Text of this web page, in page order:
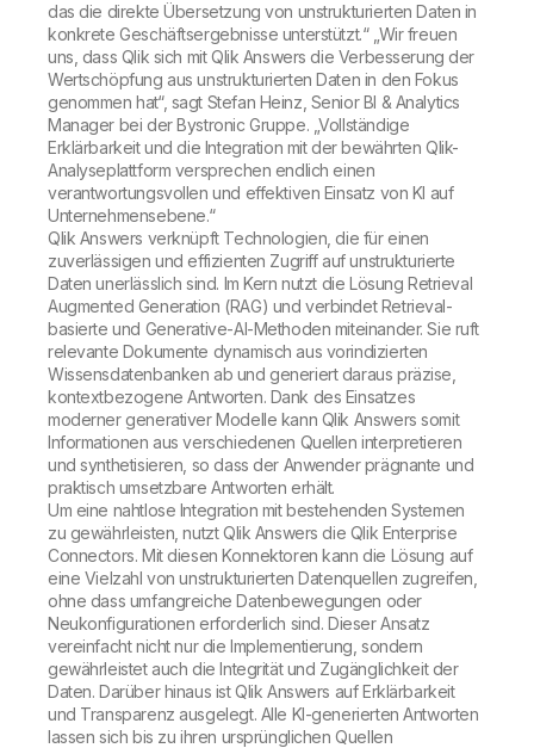
das die direkte Übersetzung von unstrukturierten Daten in
konkrete Geschäftsergebnisse unterstützt.“ „Wir freuen
uns, dass Qlik sich mit Qlik Answers die Verbesserung der
Wertschöpfung aus unstrukturierten Daten in den Fokus
genommen hat“, sagt Stefan Heinz, Senior BI & Analytics
Manager bei der Bystronic Gruppe. „Vollständige
Erklärbarkeit und die Integration mit der bewährten Qlik-
Analyseplattform versprechen endlich einen
verantwortungsvollen und effektiven Einsatz von KI auf
Unternehmensebene.“
Qlik Answers verknüpft Technologien, die für einen
zuverlässigen und effizienten Zugriff auf unstrukturierte
Daten unerlässlich sind. Im Kern nutzt die Lösung Retrieval
Augmented Generation (RAG) und verbindet Retrieval-
basierte und Generative-AI-Methoden miteinander. Sie ruft
relevante Dokumente dynamisch aus vorindizierten
Wissensdatenbanken ab und generiert daraus präzise,
kontextbezogene Antworten. Dank des Einsatzes
moderner generativer Modelle kann Qlik Answers somit
Informationen aus verschiedenen Quellen interpretieren
und synthetisieren, so dass der Anwender prägnante und
praktisch umsetzbare Antworten erhält.
Um eine nahtlose Integration mit bestehenden Systemen
zu gewährleisten, nutzt Qlik Answers die Qlik Enterprise
Connectors. Mit diesen Konnektoren kann die Lösung auf
eine Vielzahl von unstrukturierten Datenquellen zugreifen,
ohne dass umfangreiche Datenbewegungen oder
Neukonfigurationen erforderlich sind. Dieser Ansatz
vereinfacht nicht nur die Implementierung, sondern
gewährleistet auch die Integrität und Zugänglichkeit der
Daten. Darüber hinaus ist Qlik Answers auf Erklärbarkeit
und Transparenz ausgelegt. Alle KI-generierten Antworten
lassen sich bis zu ihren ursprünglichen Quellen